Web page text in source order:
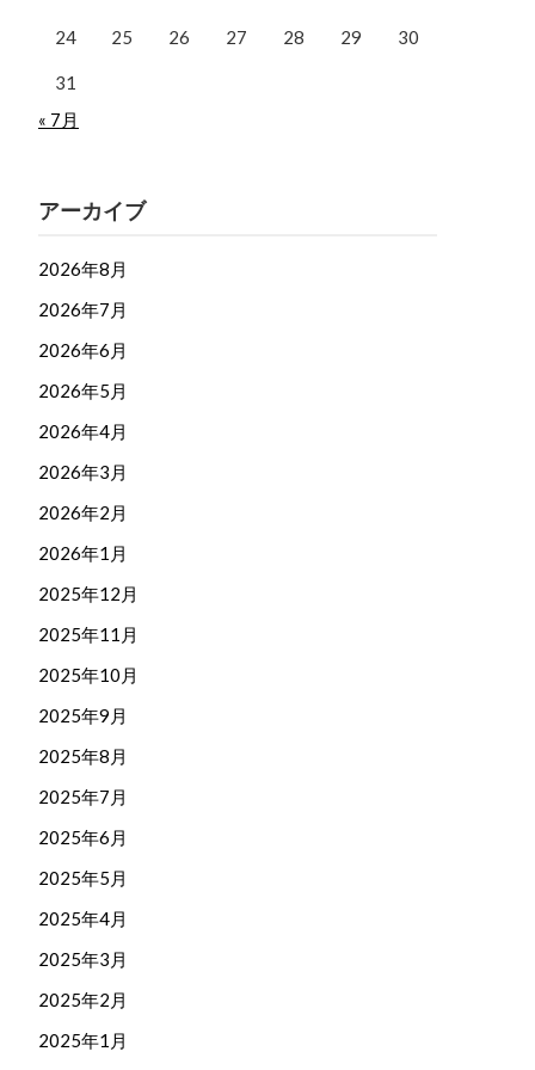
24 25 26 27 28 29 30
31
« 7月
アーカイブ
2026年8月
2026年7月
2026年6月
2026年5月
2026年4月
2026年3月
2026年2月
2026年1月
2025年12月
2025年11月
2025年10月
2025年9月
2025年8月
2025年7月
2025年6月
2025年5月
2025年4月
2025年3月
2025年2月
2025年1月